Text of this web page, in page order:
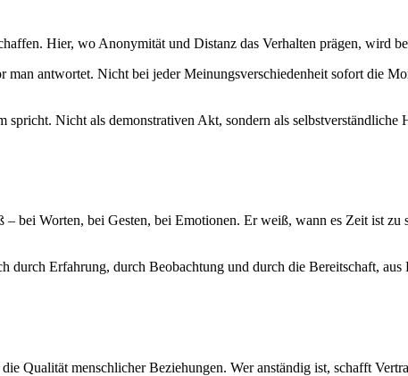
Hier, wo Anonymität und Distanz das Verhalten prägen, wird
man antwortet. Nicht bei jeder Meinungsverschiedenheit sofort die
spricht. Nicht als demonstrativen Akt, sondern als
bei Worten, bei Gesten, bei Emotionen. Er weiß, wann es Zeit ist
durch Erfahrung, durch Beobachtung und durch die Bereitschaft,
Qualität menschlicher Beziehungen. Wer anständig ist, schafft